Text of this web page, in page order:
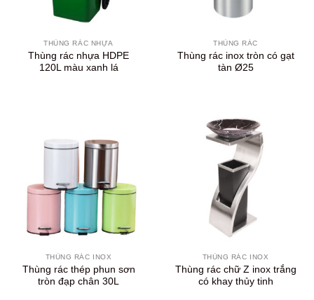
THÙNG RÁC NHỰA
Thùng rác nhựa HDPE
120L màu xanh lá
THÙNG RÁC
Thùng rác inox tròn có gạt
tàn Ø25
THÙNG RÁC INOX
Thùng rác thép phun sơn
tròn đạp chân 30L
THÙNG RÁC INOX
Thùng rác chữ Z inox trắng
có khay thủy tinh